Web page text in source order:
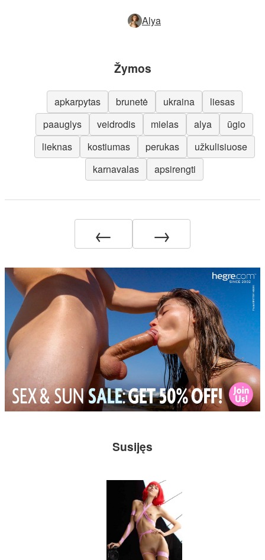
Alya
Žymos
apkarpytas brunetė ukraina
liesas
paauglys
veidrodis mielas alya
ūgio
lieknas
kostiumas perukas
užkulisiuose
karnavalas
apsirengti
← →
Susijęs